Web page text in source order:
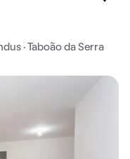
· Taboão da Serra